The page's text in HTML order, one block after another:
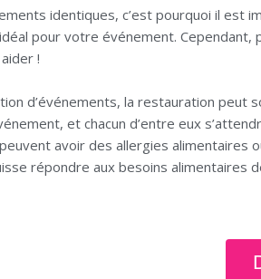
identiques, c’est pourquoi il est
pour votre événement.
!
d’événements, la restauration
et chacun d’entre eux
avoir des allergies alimentaires
répondre aux besoins alimentaires